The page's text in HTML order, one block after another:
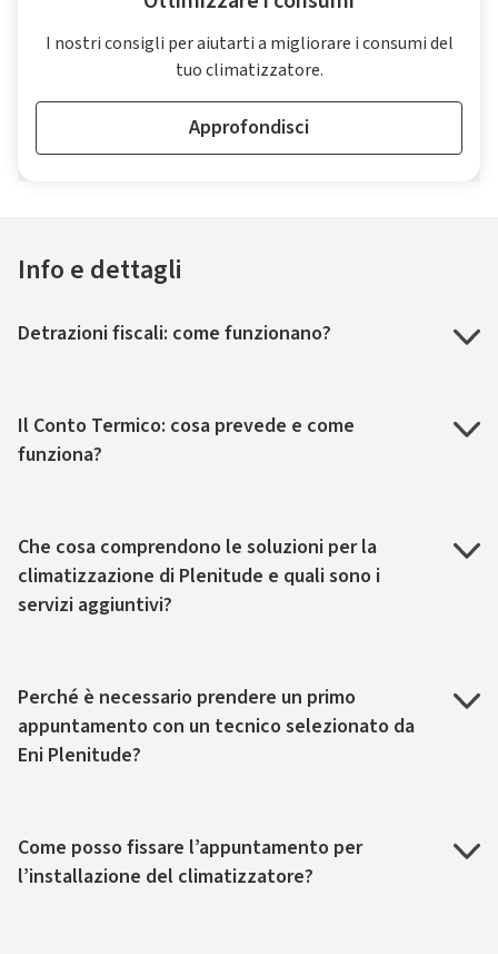
I nostri consigli per aiutarti a migliorare i consumi del
tuo climatizzatore.
Approfondisci
Info e dettagli
Detrazioni fiscali: come funzionano?
Il Conto Termico: cosa prevede e come
funziona?
Che cosa comprendono le soluzioni per la
climatizzazione di Plenitude e quali sono i
servizi aggiuntivi?
Perché è necessario prendere un primo
appuntamento con un tecnico selezionato da
Eni Plenitude?
Come posso fissare l’appuntamento per
l’installazione del climatizzatore?